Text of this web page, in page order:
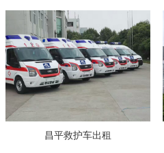
昌平救护车出租